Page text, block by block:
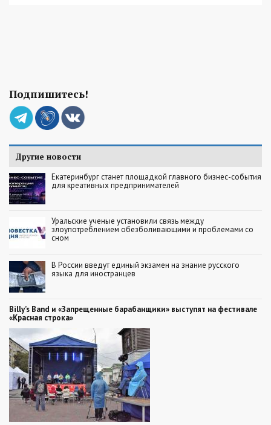
Подпишитесь!
Другие новости
Екатеринбург станет площадкой главного бизнес-события
для креативных предпринимателей
Уральские ученые установили связь между
злоупотреблением обезболивающими и проблемами со
сном
В России введут единый экзамен на знание русского
языка для иностранцев
Billy’s Band и «Запрещенные барабанщики» выступят на фестивале
«Красная строка»